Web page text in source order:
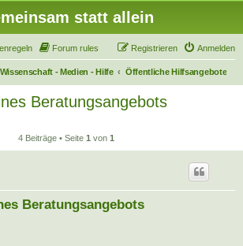
statt allein
Forum rules Anmelden
Registrieren
Wissenschaft - Medien - Hilfe Öffentliche Hilfsangebote
Beratungsangebots
4 Beiträge • Seite 1 von 1
Beratungsangebots